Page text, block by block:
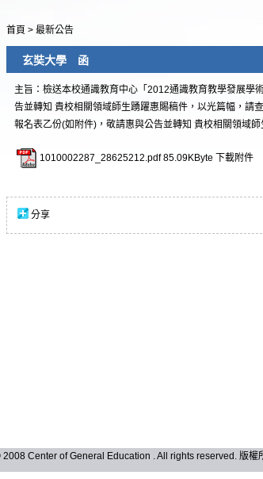
首頁 > 最新公告
玄奘大學 函
主旨：檢送本校通識教育中心「2012通識教育教學發展學
告並轉知 貴校相關領域師生踴躍惠賜稿件，以光篇幅，請
報名表乙份(如附件)，敬請惠與公告並轉知 貴校相關領域
1010002287_28625212.pdf 85.09KByte 下載附件
分享
Center of General Education . All rights reserved. 版權